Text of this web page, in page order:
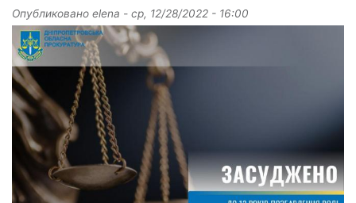
Опубликовано elena - ср, 12/28/2022 - 16:00